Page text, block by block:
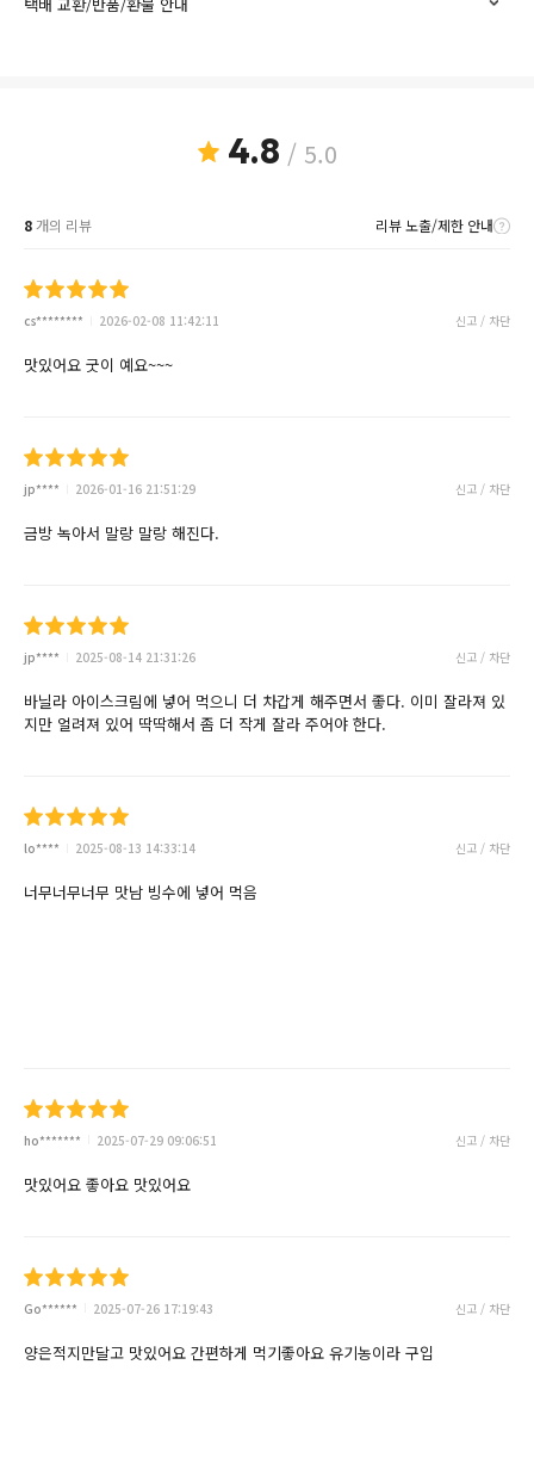
4.8 / 5.0
8개의 리뷰 리뷰 노출/제한 안내
cs******** 2026-02-08 11:42:11 신고 / 차단
맛있어요 굿이 예요~~~
jp**** 2026-01-16 21:51:29 신고 / 차단
금방 녹아서 말랑 말랑 해진다.
jp**** 2025-08-14 21:31:26 신고 / 차단
바닐라 아이스크림에 넣어 먹으니 더 차갑게 해주면서 좋다. 이미 잘라져 있
지만 얼려져 있어 딱딱해서 좀 더 작게 잘라 주어야 한다.
lo**** 2025-08-13 14:33:14 신고 / 차단
너무너무너무 맛남 빙수에 넣어 먹음
ho******* 2025-07-29 09:06:51 신고 / 차단
맛있어요 좋아요 맛있어요
Go****** 2025-07-26 17:19:43 신고 / 차단
양은적지만달고 맛있어요 간편하게 먹기좋아요 유기농이라 구입